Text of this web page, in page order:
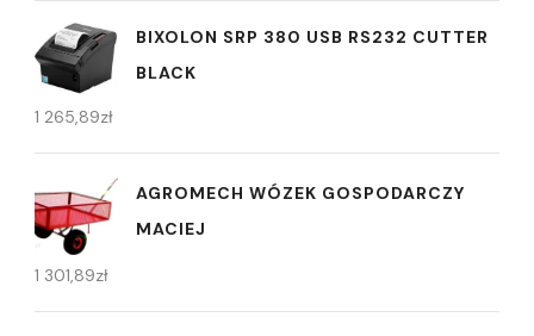
BIXOLON SRP 380 USB RS232 CUTTER
BLACK
1 265,89zł
AGROMECH WÓZEK GOSPODARCZY
MACIEJ
1 301,89zł